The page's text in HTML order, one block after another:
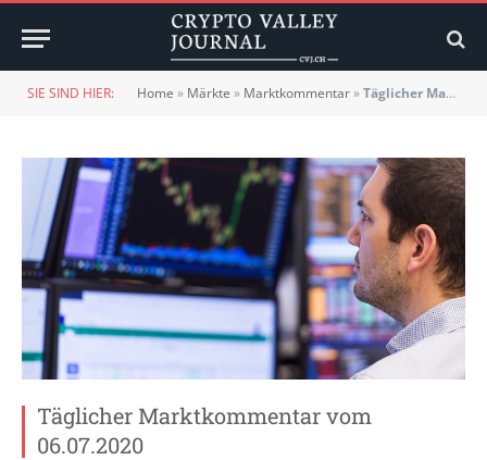
SIE SIND HIER: Home » Märkte » Marktkommentar»Täglicher Marktkommentar vom 06.07.2020
Täglicher Marktkommentar vom
06.07.2020